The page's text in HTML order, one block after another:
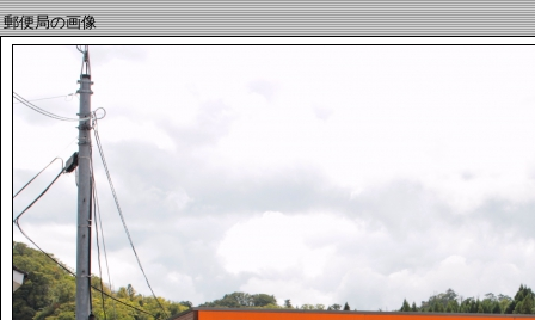
郵便局の画像